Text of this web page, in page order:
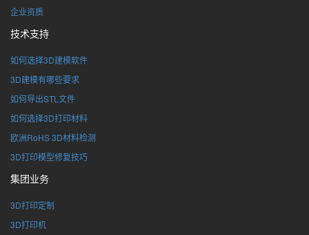
企业资质
技术支持
如何选择3D建模软件
3D建模有哪些要求
如何导出STL文件
如何选择3D打印材料
欧洲RoHS 3D材料检测
3D打印模型修复技巧
集团业务
3D打印定制
3D打印机